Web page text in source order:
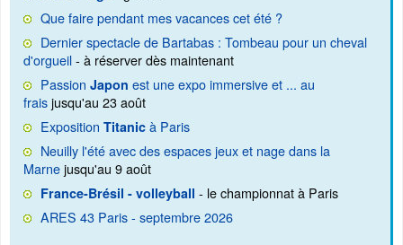
Que faire pendant mes vacances cet été ?
Dernier spectacle de Bartabas : Tombeau pour un cheval
d'orgueil- à réserver dès maintenant
Passion Japon est une expo immersive et ... au
fraisjusqu'au 23 août
Exposition Titanic à Paris
Neuilly l'été avec des espaces jeux et nage dans la
Marnejusqu'au 9 août
France-Brésil - volleyball - le championnat à Paris
ARES 43 Paris - septembre 2026